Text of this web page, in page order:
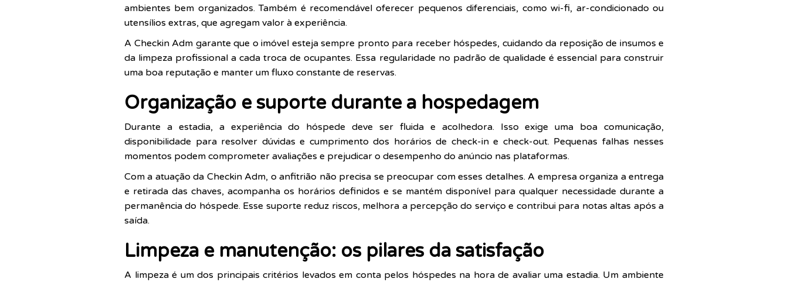
ambientes bem organizados. Também é recomendável oferecer pequenos diferenciais, como wi-fi, ar-condicionado ou
utensílios extras, que agregam valor à experiência.
A Checkin Adm garante que o imóvel esteja sempre pronto para receber hóspedes, cuidando da reposição de insumos e
da limpeza profissional a cada troca de ocupantes. Essa regularidade no padrão de qualidade é essencial para construir
uma boa reputação e manter um fluxo constante de reservas.
Organização e suporte durante a hospedagem
Durante a estadia, a experiência do hóspede deve ser fluida e acolhedora. Isso exige uma boa comunicação,
disponibilidade para resolver dúvidas e cumprimento dos horários de check-in e check-out. Pequenas falhas nesses
momentos podem comprometer avaliações e prejudicar o desempenho do anúncio nas plataformas.
Com a atuação da Checkin Adm, o anfitrião não precisa se preocupar com esses detalhes. A empresa organiza a entrega
e retirada das chaves, acompanha os horários definidos e se mantém disponível para qualquer necessidade durante a
permanência do hóspede. Esse suporte reduz riscos, melhora a percepção do serviço e contribui para notas altas após a
saída.
Limpeza e manutenção: os pilares da satisfação
A limpeza é um dos principais critérios levados em conta pelos hóspedes na hora de avaliar uma estadia. Um ambiente